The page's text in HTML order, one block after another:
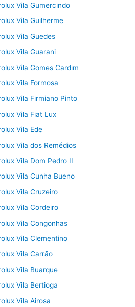
Vila Gumercindo
Vila Guilherme
Vila Guedes
Vila Guarani
Vila Gomes Cardim
Vila Formosa
Vila Firmiano Pinto
Vila Fiat Lux
Vila Ede
Vila dos Remédios
Vila Dom Pedro II
Vila Cunha Bueno
Vila Cruzeiro
Vila Cordeiro
Vila Congonhas
Vila Clementino
Vila Carrão
Vila Buarque
Vila Bertioga
Vila Airosa